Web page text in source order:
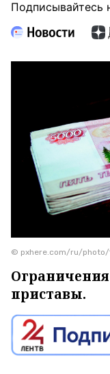
Подписывайтесь
© pxhere.com/ru/photo/
приставы.